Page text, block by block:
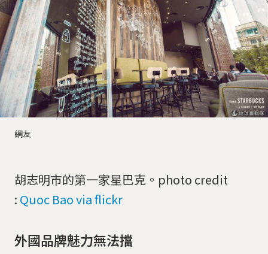
網友
胡志明市的第一家星巴克。photo credit
: Quoc Bao via flickr
外國品牌魅力無法擋